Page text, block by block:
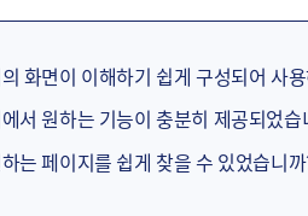
화면이 이해하기 쉽게 구성되어 사
서 원하는 기능이 충분히 제공되었습
는 페이지를 쉽게 찾을 수 있었습니